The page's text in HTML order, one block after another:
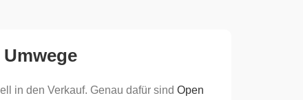
in den Verkauf. Genau dafür sind Open